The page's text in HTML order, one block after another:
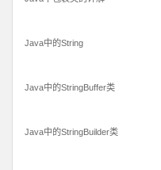
Java中的String
Java中的StringBuffer类
Java中的StringBuilder类